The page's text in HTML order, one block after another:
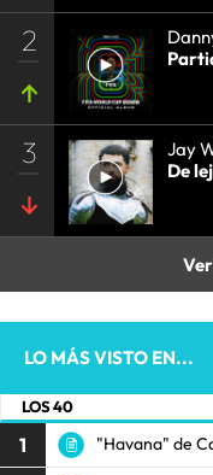
2
3
Jay
De
LO MÁS VISTO EN...
LOS 40
1 "Havana" de